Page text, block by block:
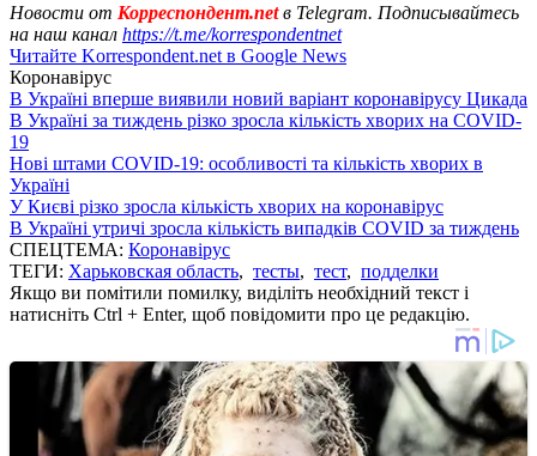
Новости от Корреспондент.netв Telegram. Подписывайтесь
на наш канал https://t.me/korrespondentnet
Читайте Korrespondent.net в Google News
Коронавірус
В Україні вперше виявили новий варіант коронавірусу Цикада
В Україні за тиждень різко зросла кількість хворих на COVID-
19
Нові штами COVID-19: особливості та кількість хворих в
Україні
У Києві різко зросла кількість хворих на коронавірус
В Україні утричі зросла кількість випадків COVID за тиждень
СПЕЦТЕМА: Коронавірус
ТЕГИ: Харьковская область, тесты, тест, подделки
Якщо ви помітили помилку, виділіть необхідний текст і
натисніть Ctrl + Enter, щоб повідомити про це редакцію.